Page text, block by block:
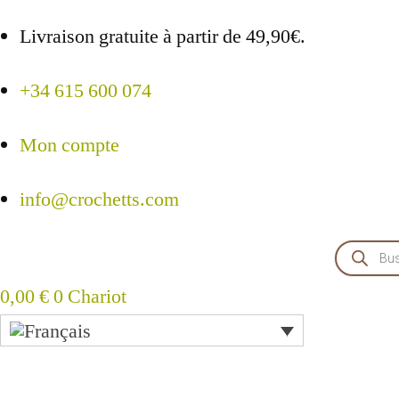
Livraison gratuite à partir de 49,90€.
+34 615 600 074
Mon compte
info@crochetts.com
de
0,00€0 Chariot